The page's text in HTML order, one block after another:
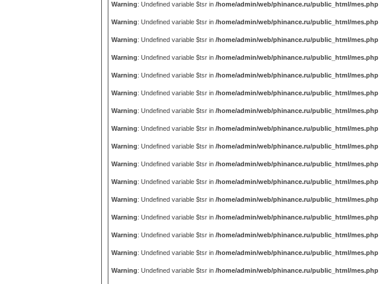
Warning: Undefined variable $tsr in /home/admin/web/phinance.ru/public_html/mes.php
Warning: Undefined variable $tsr in /home/admin/web/phinance.ru/public_html/mes.php
Warning: Undefined variable $tsr in /home/admin/web/phinance.ru/public_html/mes.php
Warning: Undefined variable $tsr in /home/admin/web/phinance.ru/public_html/mes.php
Warning: Undefined variable $tsr in /home/admin/web/phinance.ru/public_html/mes.php
Warning: Undefined variable $tsr in /home/admin/web/phinance.ru/public_html/mes.php
Warning: Undefined variable $tsr in /home/admin/web/phinance.ru/public_html/mes.php
Warning: Undefined variable $tsr in /home/admin/web/phinance.ru/public_html/mes.php
Warning: Undefined variable $tsr in /home/admin/web/phinance.ru/public_html/mes.php
Warning: Undefined variable $tsr in /home/admin/web/phinance.ru/public_html/mes.php
Warning: Undefined variable $tsr in /home/admin/web/phinance.ru/public_html/mes.php
Warning: Undefined variable $tsr in /home/admin/web/phinance.ru/public_html/mes.php
Warning: Undefined variable $tsr in /home/admin/web/phinance.ru/public_html/mes.php
Warning: Undefined variable $tsr in /home/admin/web/phinance.ru/public_html/mes.php
Warning: Undefined variable $tsr in /home/admin/web/phinance.ru/public_html/mes.php
Warning: Undefined variable $tsr in /home/admin/web/phinance.ru/public_html/mes.php